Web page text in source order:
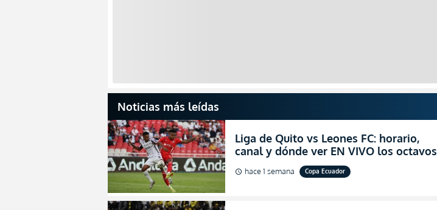
Noticias más leídas
Liga de Quito vs Leones FC: horario,
canal y dónde ver EN VIVO los octavos
de final de la Copa Ecuador 2026
schedule hace 1 semana Copa Ecuador